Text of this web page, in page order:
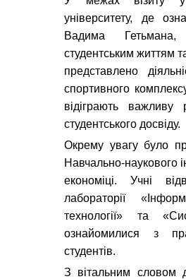
університету, де
Вадима
студентським життям
представлено
спортивного
відіграють
студентського досвіду.
Окрему увагу було
Навчально-наукового
економіці. Учні
лабораторії
технології» та
ознайомилися з
студентів.
З вітальним словом